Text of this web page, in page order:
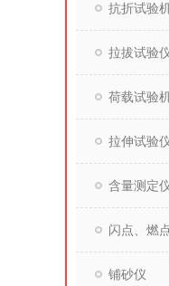
抗折试验
拉拔试验
荷载试验
拉伸试验
含量测定
闪点、燃
铺砂仪